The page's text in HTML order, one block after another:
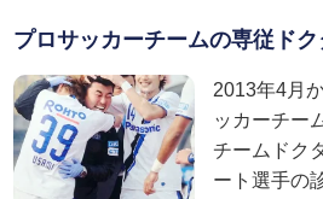
プロサッカーチームの専従ド
2013年4月
ッカーチー
チームドク
ート選手の